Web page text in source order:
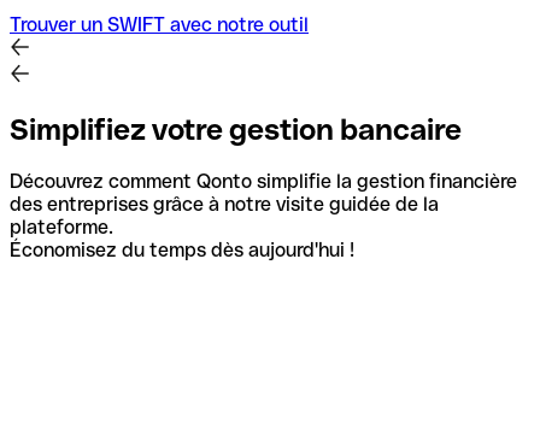
Trouver un SWIFT avec notre outil
Simplifiez votre gestion bancaire
Découvrez comment Qonto simplifie la gestion financière
des entreprises grâce à notre visite guidée de la
plateforme.
Économisez du temps dès aujourd'hui !